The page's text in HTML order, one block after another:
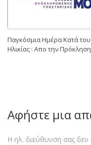
Παγκόσμια Ημέρα Κατά του
Ηλικίας : Απο την
Αφήστε μια
Η ηλ. διεύθυνση σας δεν